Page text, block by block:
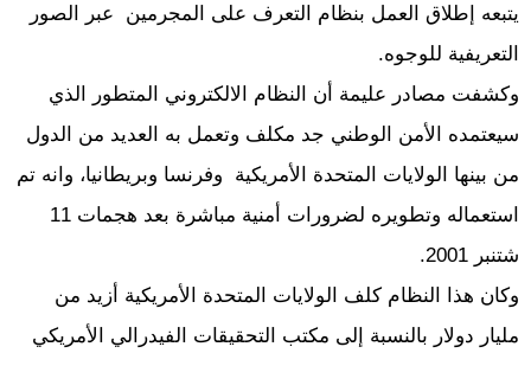
يتبعه إطلاق العمل بنظام التعرف على المجرمين عبر الصور
التعريفية للوجوه.
وكشفت مصادر عليمة أن النظام الالكتروني المتطور الذي
سيعتمده الأمن الوطني جد مكلف وتعمل به العديد من الدول
من بينها الولايات المتحدة الأمريكية وفرنسا وبريطانيا، وانه تم
استعماله وتطويره لضرورات أمنية مباشرة بعد هجمات 11
شتنبر 2001.
وكان هذا النظام كلف الولايات المتحدة الأمريكية أزيد من
مليار دولار بالنسبة إلى مكتب التحقيقات الفيدرالي الأمريكي